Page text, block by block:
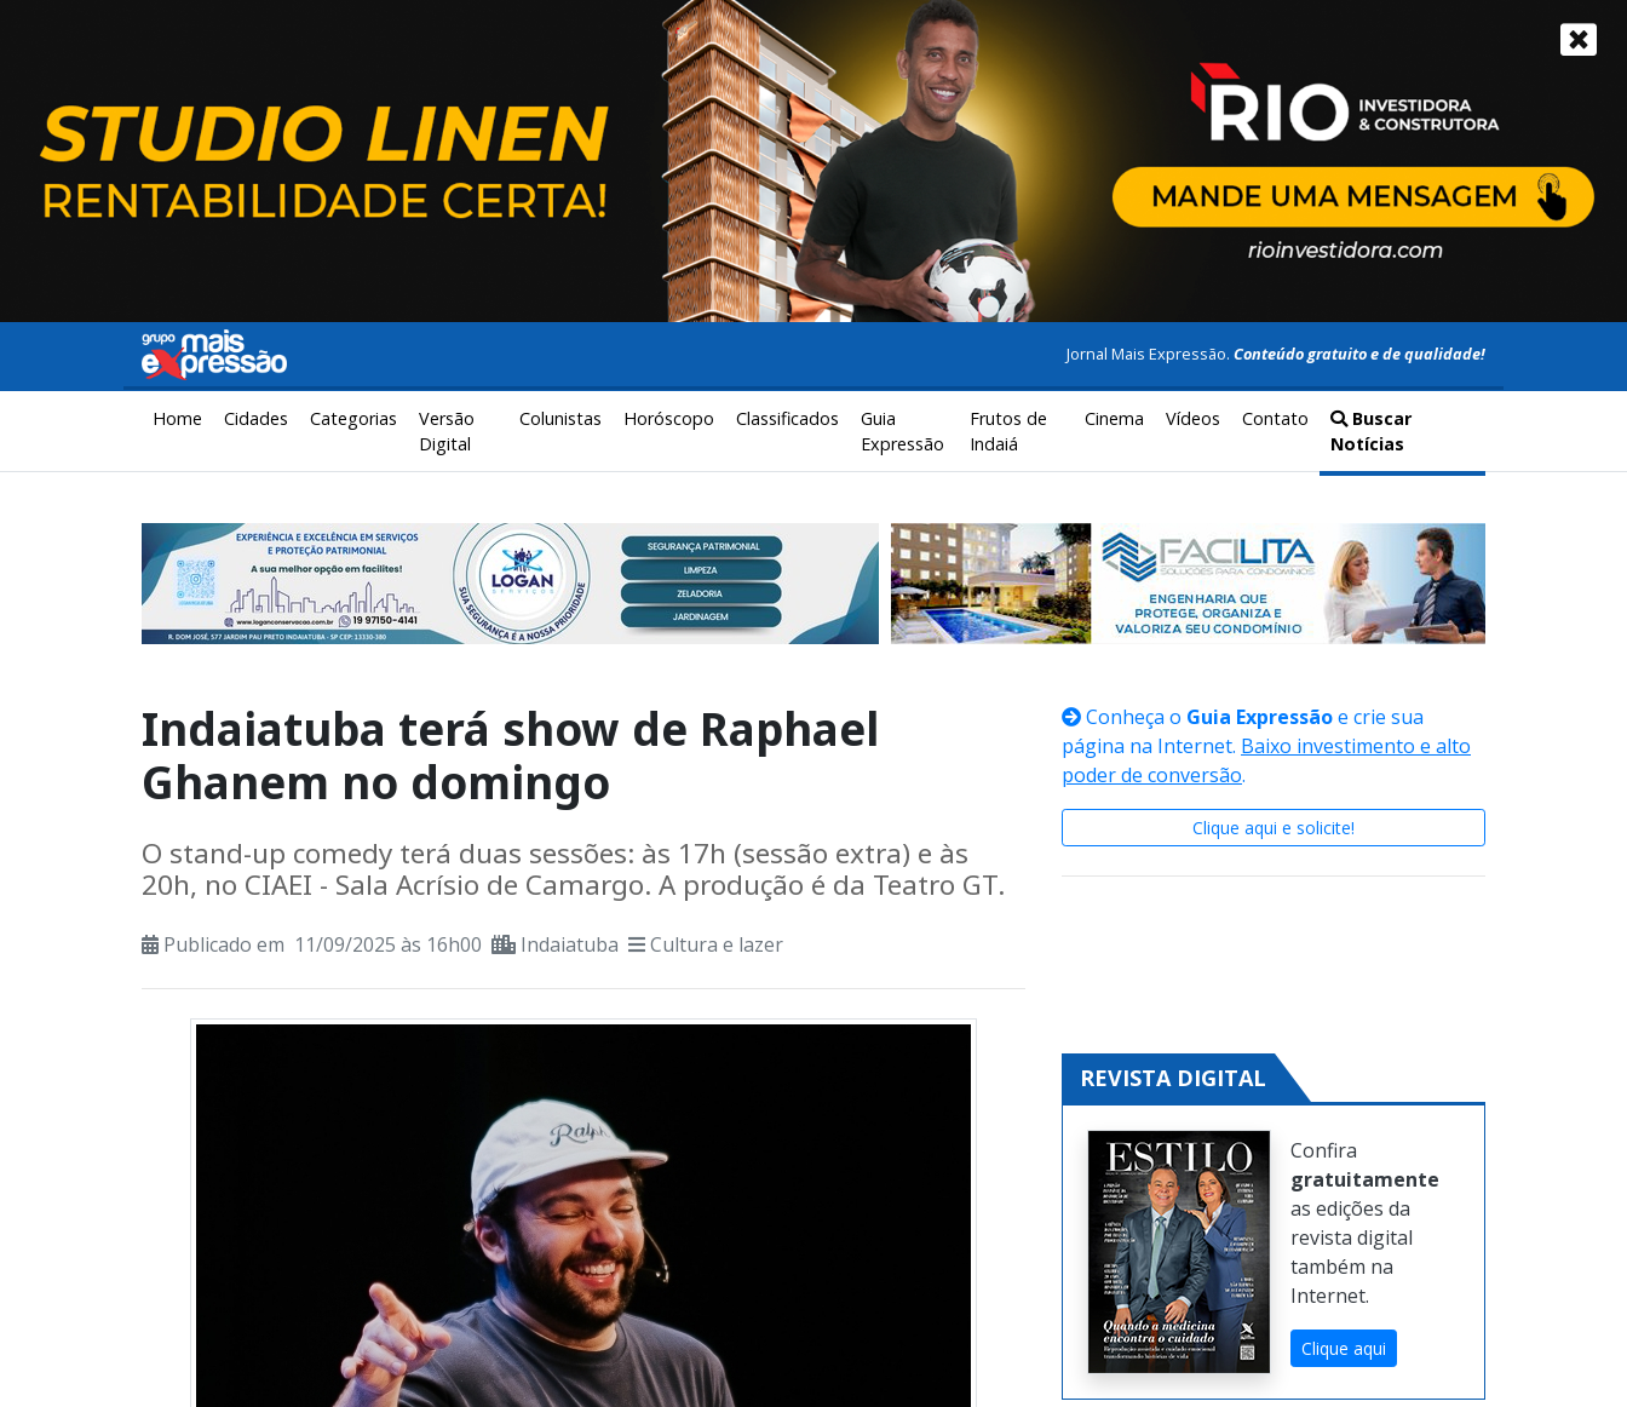
Jornal Mais Expressão. Conteúdo gratuito e de qualidade!
Home Cidades Categorias
Versão
Digital
Colunistas Horóscopo Classificados
Guia
Expressão
Frutos de
Indaiá
Cinema Vídeos Contato
Buscar
Notícias
Indaiatuba terá show de Raphael
Ghanem no domingo
O stand-up comedy terá duas sessões: às 17h (sessão extra) e às
20h, no CIAEI - Sala Acrísio de Camargo. A produção é da Teatro GT.
Publicado em 11/09/2025 às 16h00 Indaiatuba Cultura e lazer
Conheça o Guia Expressãoe crie sua
página na Internet. Baixo investimento e alto
poder de conversão.
Clique aqui e solicite!
REVISTA DIGITAL
Confira
gratuitamente
as edições da
revista digital
também na
Internet.
Clique aqui